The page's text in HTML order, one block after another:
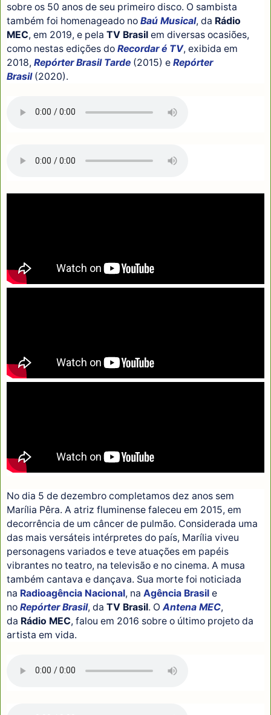
sobre os 50 anos de seu primeiro disco. O sambista
também foi homenageado no Baú Musical, da Rádio
MEC, em 2019, e pela TV Brasil em diversas ocasiões,
como nestas edições do Recordar é TV, exibida em
2018, Repórter Brasil Tarde (2015) e Repórter
Brasil(2020).
No dia 5 de dezembro completamos dez anos sem
Marília Pêra. A atriz fluminense faleceu em 2015, em
decorrência de um câncer de pulmão. Considerada uma
das mais versáteis intérpretes do país, Marília viveu
personagens variados e teve atuações em papéis
vibrantes no teatro, na televisão e no cinema. A musa
também cantava e dançava. Sua morte foi noticiada
na Radioagência Nacional, na Agência Brasil e
no Repórter Brasil, da TV Brasil. OAntena MEC,
da Rádio MEC, falou em 2016 sobre o último projeto da
artista em vida.